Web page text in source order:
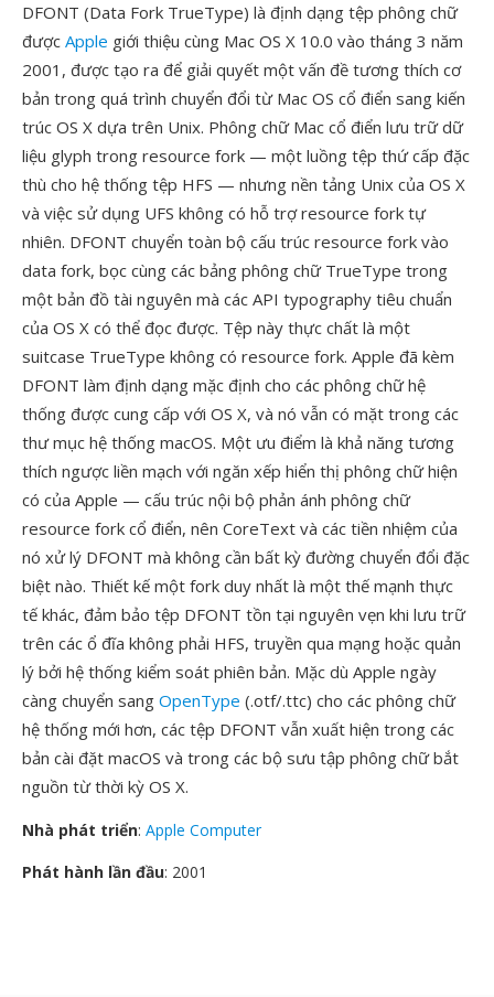
DFONT (Data Fork TrueType) là định dạng tệp phông chữ
được Apple giới thiệu cùng Mac OS X 10.0 vào tháng 3 năm
2001, được tạo ra để giải quyết một vấn đề tương thích cơ
bản trong quá trình chuyển đổi từ Mac OS cổ điển sang kiến
trúc OS X dựa trên Unix. Phông chữ Mac cổ điển lưu trữ dữ
liệu glyph trong resource fork — một luồng tệp thứ cấp đặc
thù cho hệ thống tệp HFS — nhưng nền tảng Unix của OS X
và việc sử dụng UFS không có hỗ trợ resource fork tự
nhiên. DFONT chuyển toàn bộ cấu trúc resource fork vào
data fork, bọc cùng các bảng phông chữ TrueType trong
một bản đồ tài nguyên mà các API typography tiêu chuẩn
của OS X có thể đọc được. Tệp này thực chất là một
suitcase TrueType không có resource fork. Apple đã kèm
DFONT làm định dạng mặc định cho các phông chữ hệ
thống được cung cấp với OS X, và nó vẫn có mặt trong các
thư mục hệ thống macOS. Một ưu điểm là khả năng tương
thích ngược liền mạch với ngăn xếp hiển thị phông chữ hiện
có của Apple — cấu trúc nội bộ phản ánh phông chữ
resource fork cổ điển, nên CoreText và các tiền nhiệm của
nó xử lý DFONT mà không cần bất kỳ đường chuyển đổi đặc
biệt nào. Thiết kế một fork duy nhất là một thế mạnh thực
tế khác, đảm bảo tệp DFONT tồn tại nguyên vẹn khi lưu trữ
trên các ổ đĩa không phải HFS, truyền qua mạng hoặc quản
lý bởi hệ thống kiểm soát phiên bản. Mặc dù Apple ngày
càng chuyển sang OpenType (.otf/.ttc) cho các phông chữ
hệ thống mới hơn, các tệp DFONT vẫn xuất hiện trong các
bản cài đặt macOS và trong các bộ sưu tập phông chữ bắt
nguồn từ thời kỳ OS X.
Nhà phát triển: Apple Computer
Phát hành lần đầu: 2001